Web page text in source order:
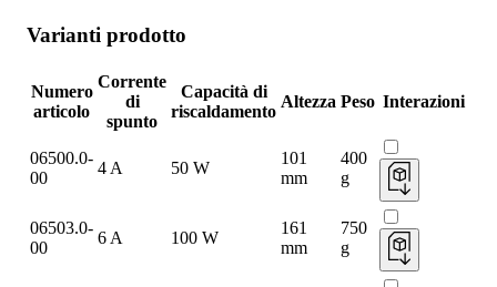
Varianti prodotto
Numero
articolo
Corrente
di
spunto
Capacità di
riscaldamento
Altezza Peso Interazioni
06500.0-
00
4 A 50 W
101
mm
400
g
06503.0-
00
6 A 100 W
161
mm
750
g